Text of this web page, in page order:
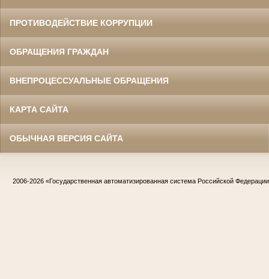
ПРОТИВОДЕЙСТВИЕ КОРРУПЦИИ
ОБРАЩЕНИЯ ГРАЖДАН
ВНЕПРОЦЕССУАЛЬНЫЕ ОБРАЩЕНИЯ
КАРТА САЙТА
ОБЫЧНАЯ ВЕРСИЯ САЙТА
2006-2026 «Государственная автоматизированная система Российской